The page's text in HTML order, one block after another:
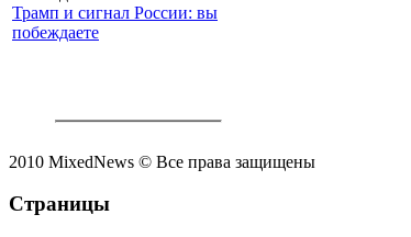
Трамп и сигнал России: вы
побеждаете
2010 MixedNews © Все права защищены
Страницы